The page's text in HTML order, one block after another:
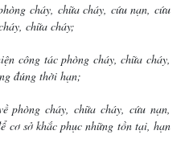
cháy, chữa cháy, cứu nạn, cứu
chữa cháy;
công tác phòng cháy, chữa cháy,
đúng thời hạn;
phòng cháy, chữa cháy, cứu nạn,
cơ sở khắc phục những tồn tại, hạn